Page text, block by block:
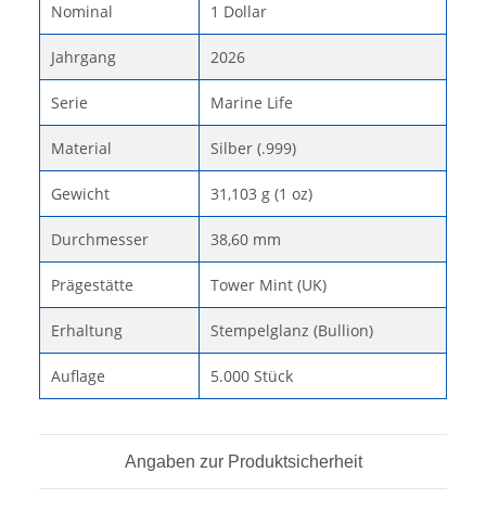
Nominal 1 Dollar
Jahrgang 2026
Serie Marine Life
Material Silber (.999)
Gewicht 31,103 g (1 oz)
Durchmesser 38,60 mm
Prägestätte Tower Mint (UK)
Erhaltung Stempelglanz (Bullion)
Auflage 5.000 Stück
Angaben zur Produktsicherheit